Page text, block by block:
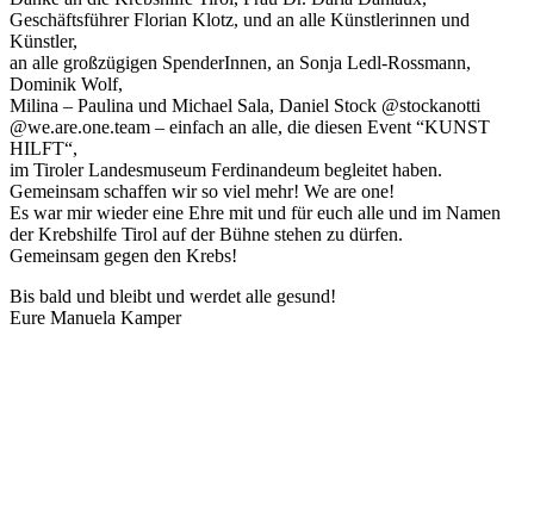
Geschäftsführer Florian Klotz, und an alle Künstlerinnen und
Künstler,
an alle großzügigen SpenderInnen, an Sonja Ledl-Rossmann,
Dominik Wolf,
Milina – Paulina und Michael Sala, Daniel Stock @stockanotti
@we.are.one.team – einfach an alle, die diesen Event “KUNST
HILFT“,
im Tiroler Landesmuseum Ferdinandeum begleitet haben.
Gemeinsam schaffen wir so viel mehr! We are one!
Es war mir wieder eine Ehre mit und für euch alle und im Namen
der Krebshilfe Tirol auf der Bühne stehen zu dürfen.
Gemeinsam gegen den Krebs!
Bis bald und bleibt und werdet alle gesund!
Eure Manuela Kamper